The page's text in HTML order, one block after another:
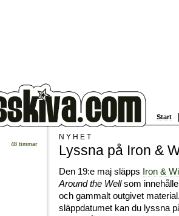
Start
48 timmar
NYHET
Lyssna på Iron &
Den 19:e maj släpps Iron &
Around the Wellsom
och gammalt outgivet
släppdatumet kan du lyssna